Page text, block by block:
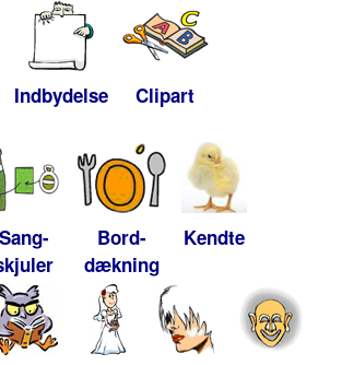
Indbydelse Clipart
Sang-
Bord-
dækning
Kendte